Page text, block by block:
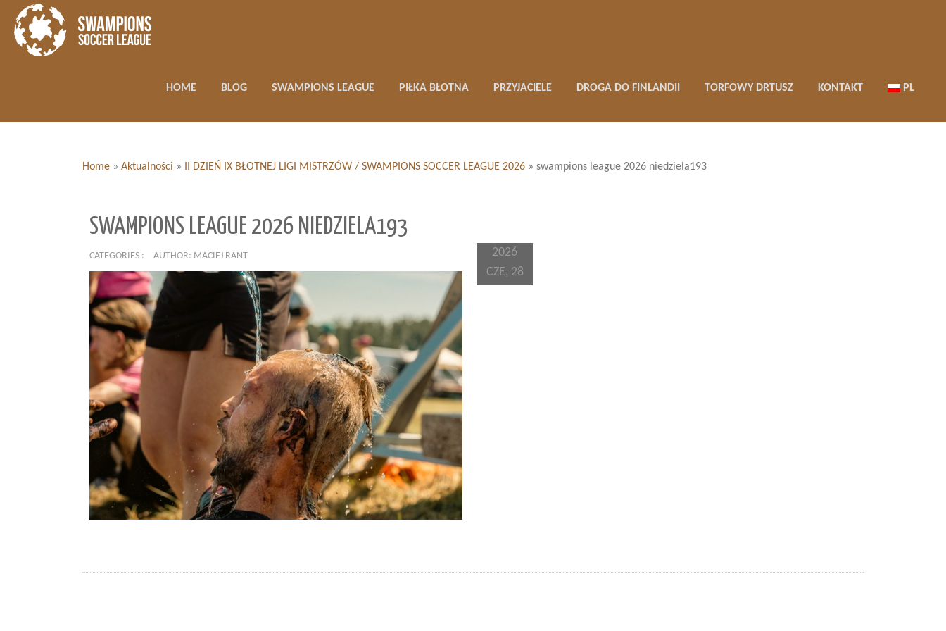
HOME BLOG SWAMPIONS LEAGUE PIŁKA BŁOTNA PRZYJACIELE DROGA DO FINLANDII TORFOWY DRTUSZ KONTAKT PL
Home » Aktualności » II DZIEŃ IX BŁOTNEJ LIGI MISTRZÓW / SWAMPIONS SOCCER LEAGUE 2026 » swampions league 2026 niedziela193
SWAMPIONS LEAGUE 2026 NIEDZIELA193
CATEGORIES : AUTHOR: MACIEJ RANT
2026
CZE, 28